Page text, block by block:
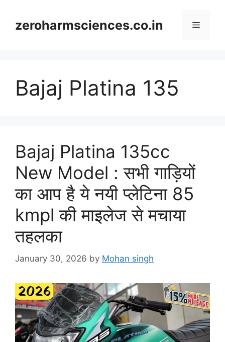
contentzeroharmsciences.co.in Menu
Bajaj Platina 135
Bajaj Platina 135cc
New Model : सभी गाड़ियों
का आप है ये नयी प्लेटिना 85
kmpl की माइलेज से मचाया
तहलका
January 30, 2026 by Mohan singh